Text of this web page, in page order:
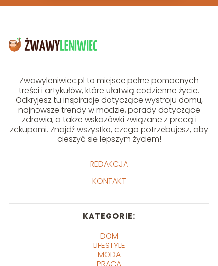
Zwawyleniwiec.pl to miejsce pełne pomocnych
treści i artykułów, które ułatwią codzienne życie.
Odkryjesz tu inspiracje dotyczące wystroju domu,
najnowsze trendy w modzie, porady dotyczące
zdrowia, a także wskazówki związane z pracą i
zakupami. Znajdź wszystko, czego potrzebujesz, aby
cieszyć się lepszym życiem!
REDAKCJA
KONTAKT
KATEGORIE:
DOM
LIFESTYLE
MODA